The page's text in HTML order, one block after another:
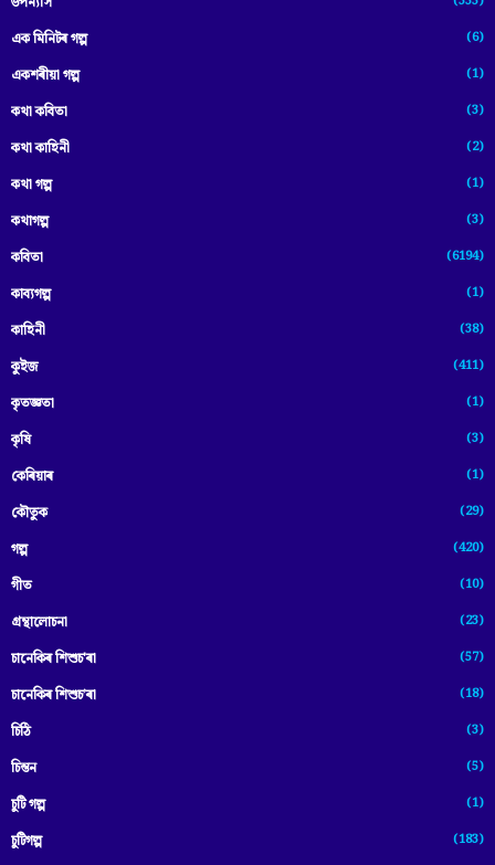
এক মিনিটৰ গল্প (6)
একশৰীয়া গল্প (1)
কথা কবিতা (3)
কথা কাহিনী (2)
কথা গল্প (1)
কথাগল্প (3)
কবিতা (6194)
কাব্যগল্প (1)
কাহিনী (38)
কুইজ (411)
কৃতজ্ঞতা (1)
কৃষি (3)
কেৰিয়াৰ (1)
কৌতুক (29)
গল্প (420)
গীত (10)
গ্ৰন্থালোচনা (23)
চানেকিৰ শিশুচ'ৰা (57)
চানেকিৰ শিশুচ’ৰা (18)
চিঠি (3)
চিন্তন (5)
চুটি গল্প (1)
চুটিগল্প (183)